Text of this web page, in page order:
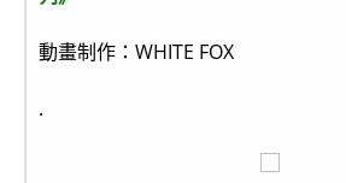
動畫制作：WHITE FOX
.